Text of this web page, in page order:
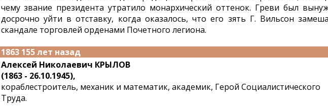
чему звание президента утратило монархический оттенок. Греви был
досрочно уйти в отставку, когда оказалось, что его зять Г. Вильсон
скандале торговлей орденами Почетного легиона.
1863 155 лет назад
Алексей Николаевич КРЫЛОВ
(1863 - 26.10.1945),
кораблестроитель, механик и математик, академик, Герой Социалистического
Труда.